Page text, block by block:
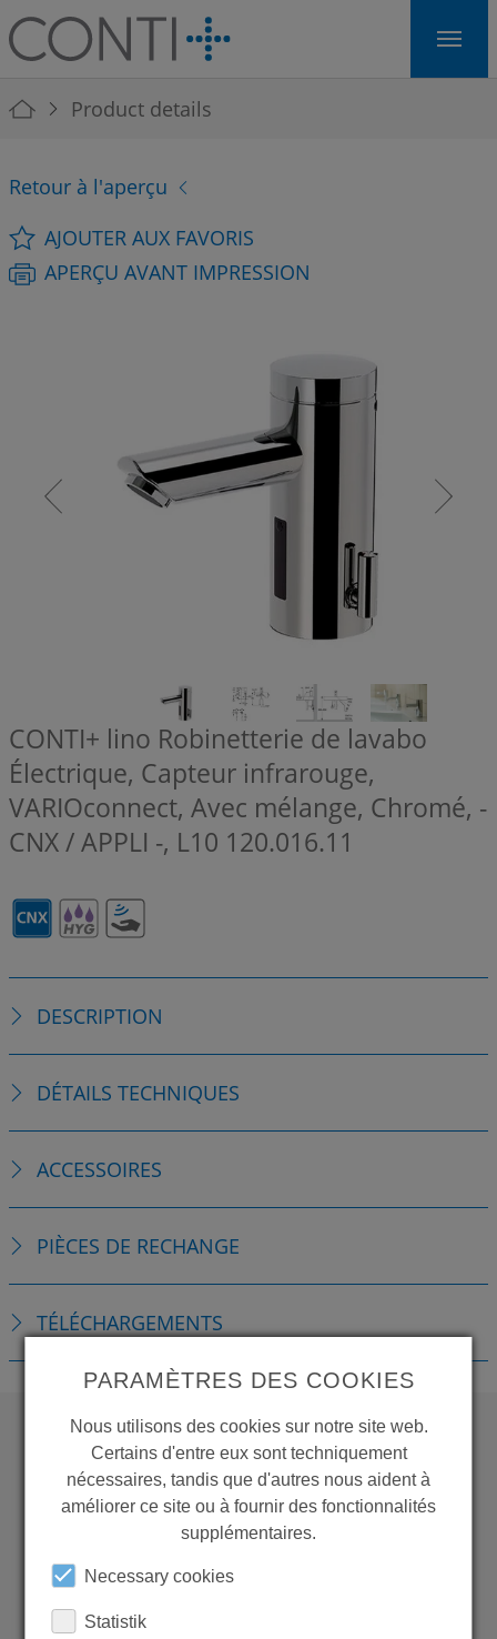
Skip to main navigation
Skip to main content
Skip to page footer
You are here:
Product details
Retour à l'aperçu
AJOUTER AUX FAVORIS
APERÇU AVANT IMPRESSION
CONTI+ lino Robinetterie de lavabo
Électrique, Capteur infrarouge,
VARIOconnect, Avec mélange, Chromé, -
CNX / APPLI -, L10 120.016.11
DESCRIPTION
DÉTAILS TECHNIQUES
ACCESSOIRES
PIÈCES DE RECHANGE
TÉLÉCHARGEMENTS
WANT TO SEE
MORE PRODUCTS?
PARAMÈTRES DES COOKIES
Nous utilisons des cookies sur notre site web.
Certains d'entre eux sont techniquement
nécessaires, tandis que d'autres nous aident à
améliorer ce site ou à fournir des fonctionnalités
supplémentaires.
Necessary cookies
Statistik